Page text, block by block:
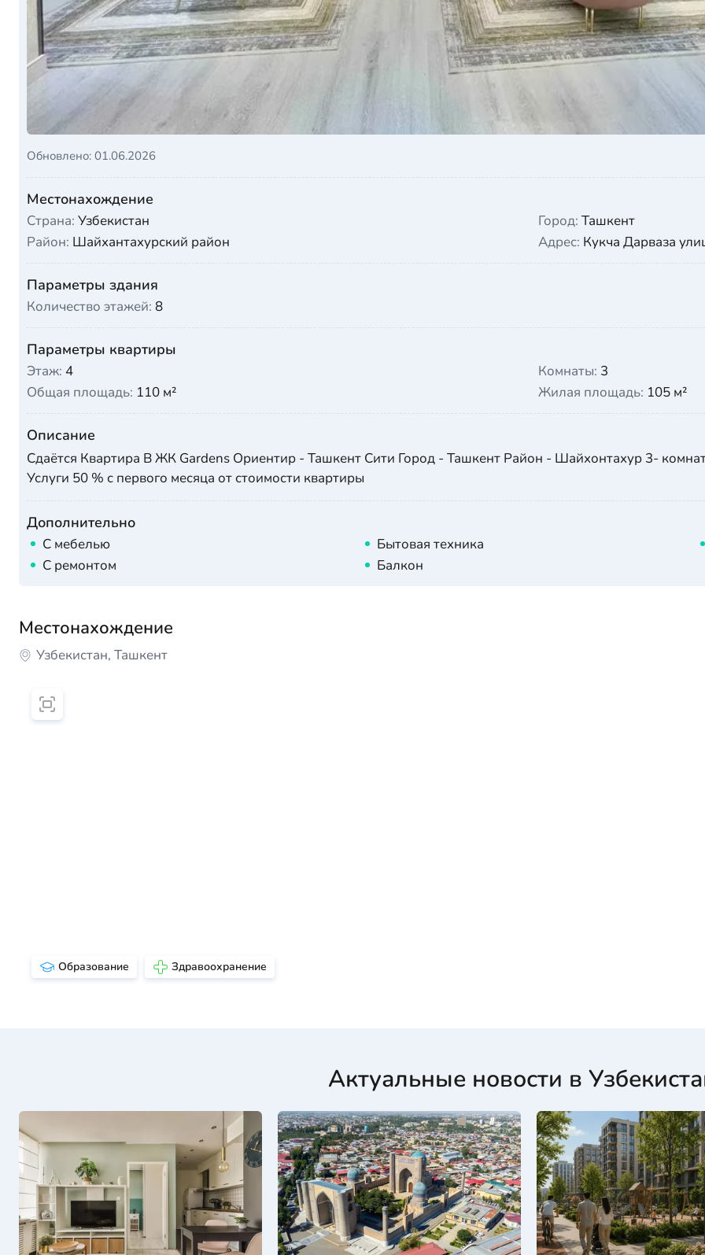
Обновлено: 01.06.2026
Местонахождение
Страна: Узбекистан Город: Ташкент
Район: Шайхантахурский район Адрес: Кукча Дарваза
Параметры здания
Количество этажей: 8
Параметры квартиры
Этаж: 4 Комнаты: 3
Общая площадь: 110 м² Жилая площадь: 105 м²
Описание
Сдаётся Квартира В ЖК Gardens Ориентир - Ташкент Сити Город - Ташкент Район - Шайхонтахур 3-
Услуги 50 % с первого месяца от стоимости квартиры
Дополнительно
С мебелью
Бытовая техника
С ремонтом
Балкон
Местонахождение
Узбекистан, Ташкент
Образование Здравоохранение
Актуальные новости в